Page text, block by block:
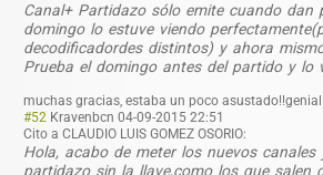
Canal+ Partidazo sólo emite cuando dan
domingo lo estuve viendo
decodificadordes distintos) y ahora
Prueba el domingo antes del partido y lo
muchas gracias, estaba un poco asustado!!genia
#52 Kravenbcn 04-09-2015 22:51
Cito a CLAUDIO LUIS GOMEZ OSORIO:
Hola, acabo de meter los nuevos canales
partidazo sin la llave,como los que salen